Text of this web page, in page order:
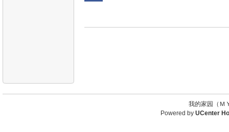
我的家园（
Powered by UCenter